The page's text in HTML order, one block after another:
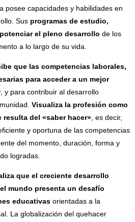
posee capacidades y habilidades en
Sus programas de estudio,
el pleno desarrollo de los
a lo largo de su vida.
que las competencias laborales,
para acceder a un mejor
y para contribuir al desarrollo
Visualiza la profesión como
del «saber hacer» , es decir,
y oportuna de las competencias
del momento, duración, forma y
logradas.
que el creciente desarrollo
mundo presenta un desafío
educativas orientadas a la
La globalización del quehacer